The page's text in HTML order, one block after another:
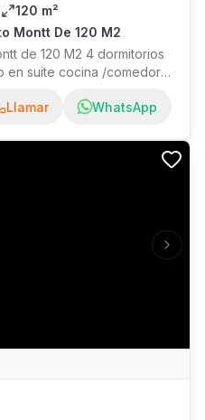
120 m²
Montt De 120 M2
de 120 M2 4 dormitorios
en suite cocina /comedor
espacio para 3
directa por su dueño.
Llamar WhatsApp
Next